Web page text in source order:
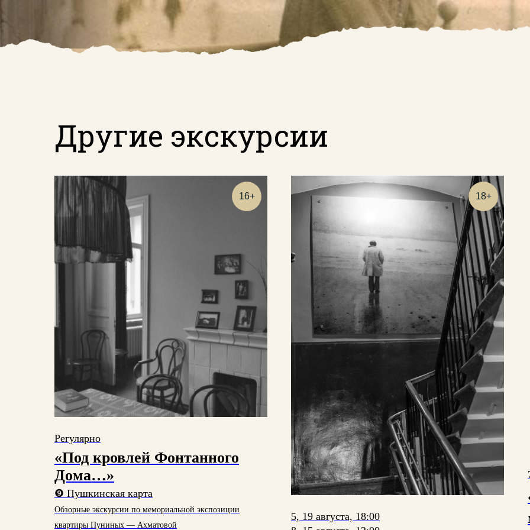
Другие экскурсии
16+
Регулярно
«Под кровлей Фонтанного
Дома…»
❾ Пушкинская карта
Обзорные экскурсии по мемориальной экспозиции
квартиры Пуниных — Ахматовой
18+
5, 19 августа, 18:00